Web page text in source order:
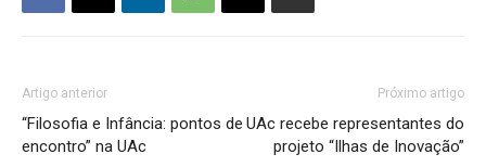
Artigo anterior
“Filosofia e Infância: pontos de
encontro” na UAc
Próximo artigo
UAc recebe representantes do
projeto “Ilhas de Inovação”